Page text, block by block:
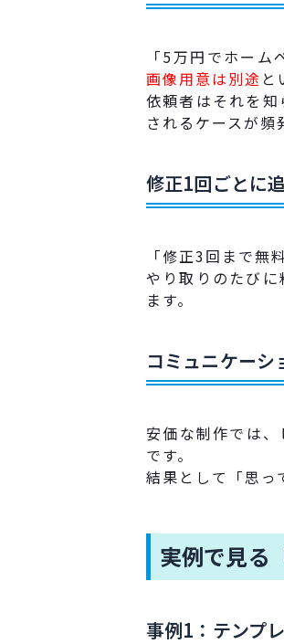
「5万円でホーム
画像用意は別途 と
依頼者はそれを
されるケースが頻
修正1回ごとに
「修正3回まで無
やり取りのたびに
ます。
コミュニケーシ
安価な制作では
です。
結果として「思っ
実例で見る
事例1：テンプ